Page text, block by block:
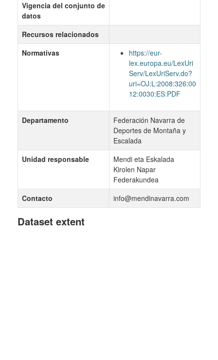
Vigencia del conjunto de
datos
Recursos relacionados
Normativas
https://eur-
lex.europa.eu/LexUri
Serv/LexUriServ.do?
uri=OJ:L:2008:326:00
12:0030:ES:PDF
Departamento
Federación Navarra de
Deportes de Montaña y
Escalada
Unidad responsable
Mendi eta Eskalada
Kirolen Napar
Federakundea
Contacto
info@mendinavarra.com
Dataset extent